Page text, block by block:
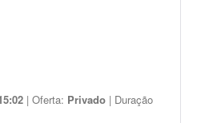
| Oferta: Privado | Duração